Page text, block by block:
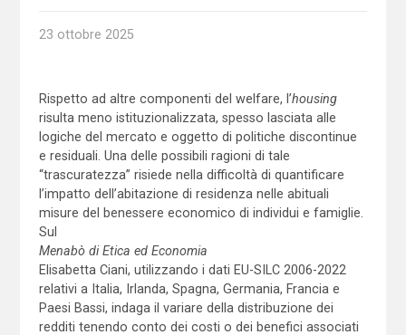
23 ottobre 2025
Rispetto ad altre componenti del welfare, l’housing
risulta meno istituzionalizzata, spesso lasciata alle
logiche del mercato e oggetto di politiche discontinue
e residuali. Una delle possibili ragioni di tale
“trascuratezza” risiede nella difficoltà di quantificare
l’impatto dell’abitazione di residenza nelle abituali
misure del benessere economico di individui e famiglie.
Sul
Menabò di Etica ed Economia
Elisabetta Ciani, utilizzando i dati EU-SILC 2006-2022
relativi a Italia, Irlanda, Spagna, Germania, Francia e
Paesi Bassi, indaga il variare della distribuzione dei
redditi tenendo conto dei costi o dei benefici associati